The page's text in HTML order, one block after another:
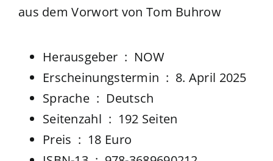
aus dem Vorwort von Tom Buhrow
Herausgeber ‏ : ‎ NOW
Erscheinungstermin ‏ : ‎ 8. April 2025
Sprache ‏ : ‎ Deutsch
Seitenzahl ‏ : ‎ 192 Seiten
Preis ‏ : ‎ 18 Euro